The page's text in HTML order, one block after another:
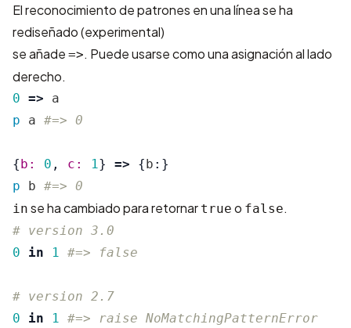
El reconocimiento de patrones en una línea se ha
rediseñado (experimental)
se añade =>. Puede usarse como una asignación al lado
derecho.
0 =>
a
p
a #=> 0
{b: 0 , c: 1} => {b :}
p
b #=> 0
in se ha cambiado para retornar true o false.
# version 3.0
0
in 1 #=> false
# version 2.7
0
in 1 #=> raise NoMatchingPatternError